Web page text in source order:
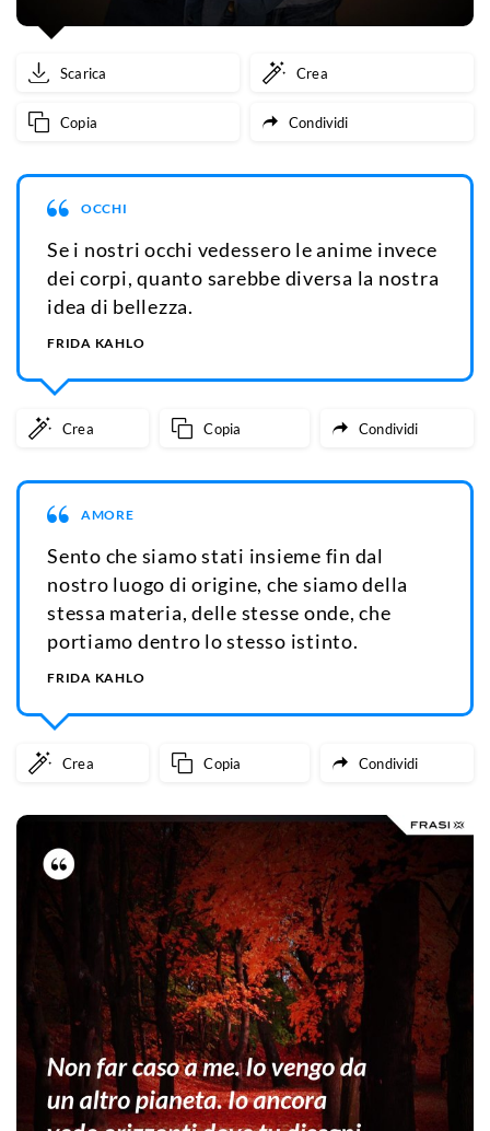
Scarica Crea
Copia Condividi
OCCHI
Se i nostri occhi vedessero le anime invece
dei corpi, quanto sarebbe diversa la nostra
idea di bellezza.
FRIDA KAHLO
Crea Copia Condividi
AMORE
Sento che siamo stati insieme fin dal
nostro luogo di origine, che siamo della
stessa materia, delle stesse onde, che
portiamo dentro lo stesso istinto.
FRIDA KAHLO
Crea Copia Condividi